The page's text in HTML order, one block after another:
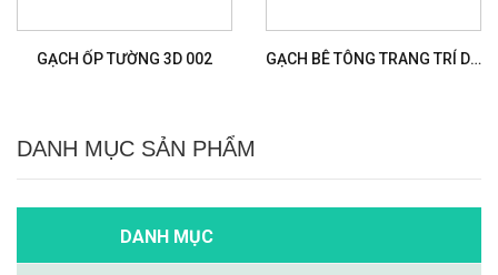
GẠCH ỐP TƯỜNG 3D 002 GẠCH BÊ TÔNG TRANG TRÍ D051
DANH MỤC SẢN PHẨM
DANH MỤC